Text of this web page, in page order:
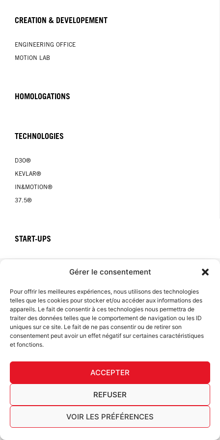
Gérer le consentement
Pour offrir les meilleures expériences, nous utilisons des technologies
telles que les cookies pour stocker et/ou accéder aux informations des
appareils. Le fait de consentir à ces technologies nous permettra de
traiter des données telles que le comportement de navigation ou les ID
uniques sur ce site. Le fait de ne pas consentir ou de retirer son
consentement peut avoir un effet négatif sur certaines caractéristiques
et fonctions.
ACCEPTER
REFUSER
VOIR LES PRÉFÉRENCES
CREATION & DEVELOPEMENT
ENGINEERING OFFICE
MOTION LAB
HOMOLOGATIONS
TECHNOLOGIES
D3O®
KEVLAR®
IN&MOTION®
37.5®
START-UPS